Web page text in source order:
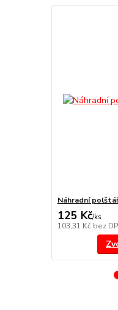
Náhradní
125 Kč/ks
103,31 Kč bez